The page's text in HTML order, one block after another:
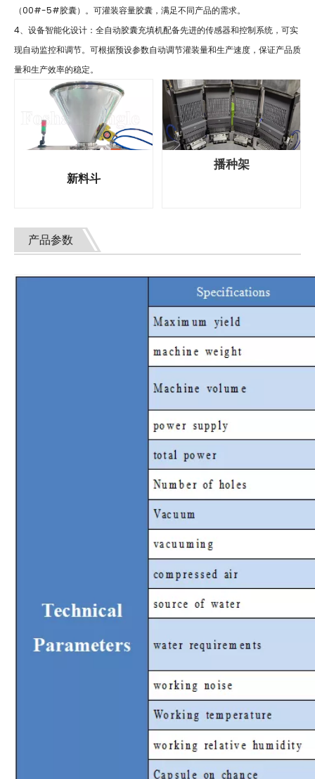
（00#-5#胶囊）。可灌装容量胶囊，满足不同产品的需求。
4、设备智能化设计：全自动胶囊充填机配备先进的传感器和控制系统，可实
现自动监控和调节。可根据预设参数自动调节灌装量和生产速度，保证产品质
量和生产效率的稳定。
新料斗
播种架
产品参数